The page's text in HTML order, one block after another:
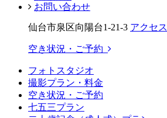
お問い合わせ
仙台市泉区向陽台1-21-3 アクセス
空き状況・ご予約
フォトスタジオ
撮影プラン・料金
空き状況・ご予約
七五三プラン